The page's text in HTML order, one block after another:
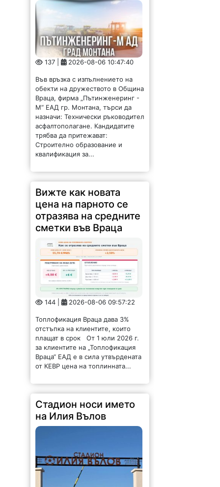
137 | 2026-08-06 10:47:40
Във връзка с изпълнението на
обекти на дружеството в Община
Враца, фирма „Пътинженеринг -
М“ ЕАД гр. Монтана, търси да
назначи: Технически ръководител
асфалтополагане. Кандидатите
трябва да притежават:
Строително образование и
квалификация за...
Вижте как новата
цена на парното се
отразява на средните
сметки във Враца
144 | 2026-08-06 09:57:22
Топлофикация Враца дава 3%
отстъпка на клиентите, които
плащат в срок От 1 юли 2026 г.
за клиентите на „Топлофикация
Враца“ ЕАД е в сила утвърдената
от КЕВР цена на топлинната...
Стадион носи името
на Илия Вълов